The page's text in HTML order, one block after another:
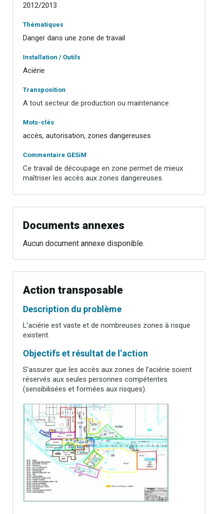
2012/2013
Thématiques
Danger dans une zone de travail
Installation / Outils
Aciérie
Transposition
A tout secteur de production ou maintenance
Mots-clés
accès, autorisation, zones dangereuses
Commentaire GESiM
Ce travail de découpage en zone permet de mieux
maîtriser les accès aux zones dangereuses.
Documents annexes
Aucun document annexe disponible.
Action transposable
Description du problème
L’aciérie est vaste et de nombreuses zones à risque
existent.
Objectifs et résultat de l’action
S’assurer que les accès aux zones de l’aciérie soient
réservés aux seules personnes compétentes
(sensibilisées et formées aux risques).